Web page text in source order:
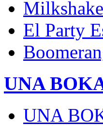
El Party
UNA
UNA